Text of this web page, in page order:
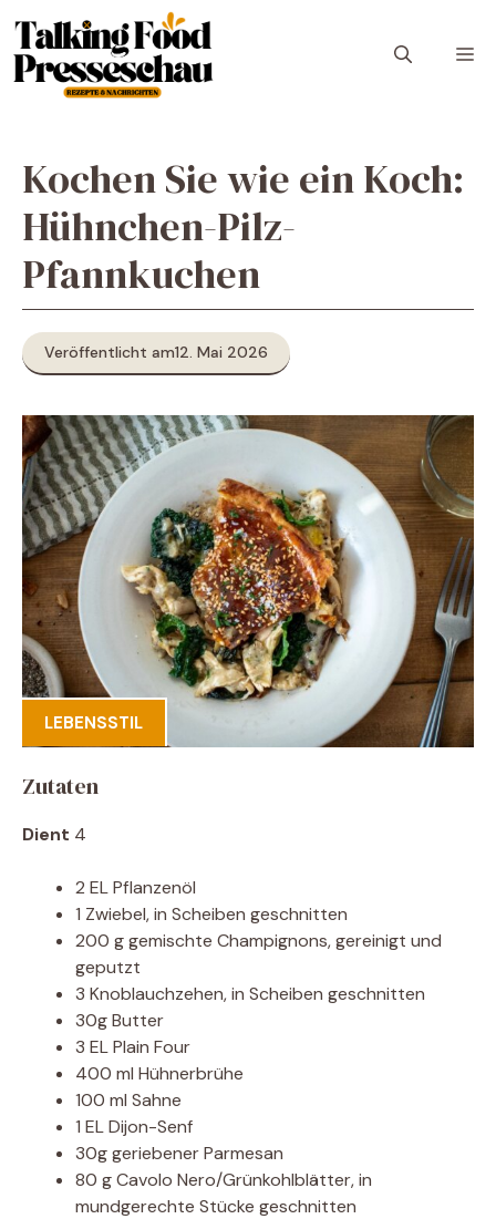
Inhalt
springen
Kochen Sie wie ein Koch:
Hühnchen-Pilz-
Pfannkuchen
Veröffentlicht am12. Mai 2026
LEBENSSTIL
Zutaten
Dient 4
2 EL Pflanzenöl
1 Zwiebel, in Scheiben geschnitten
200 g gemischte Champignons, gereinigt und
geputzt
3 Knoblauchzehen, in Scheiben geschnitten
30g Butter
3 EL Plain Four
400 ml Hühnerbrühe
100 ml Sahne
1 EL Dijon-Senf
30g geriebener Parmesan
80 g Cavolo Nero/Grünkohlblätter, in
mundgerechte Stücke geschnitten